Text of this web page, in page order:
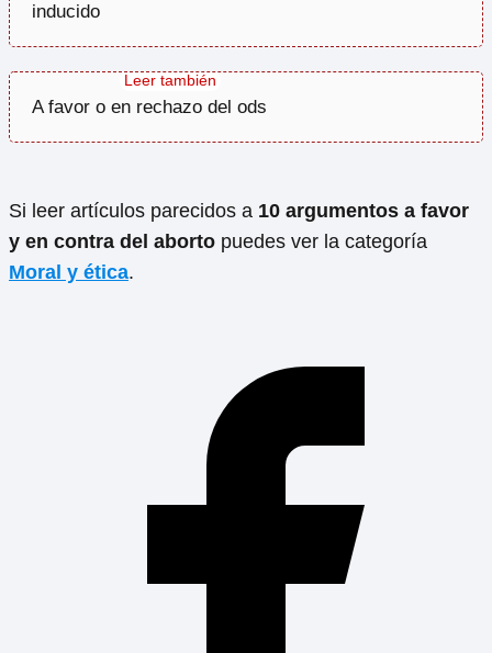
inducido
A favor o en rechazo del ods
Si leer artículos parecidos a 10 argumentos a favor
y en contra del aborto puedes ver la categoría
Moral y ética.